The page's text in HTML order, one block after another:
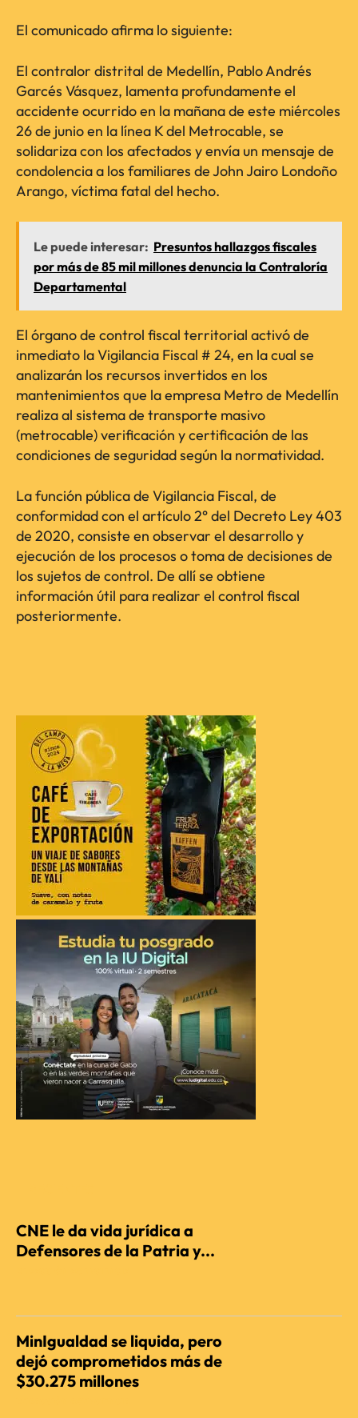
El comunicado afirma lo siguiente:
El contralor distrital de Medellín, Pablo Andrés
Garcés Vásquez, lamenta profundamente el
accidente ocurrido en la mañana de este miércoles
26 de junio en la línea K del Metrocable, se
solidariza con los afectados y envía un mensaje de
condolencia a los familiares de John Jairo Londoño
Arango, víctima fatal del hecho.
Le puede interesar: Presuntos hallazgos fiscales
por más de 85 mil millones denuncia la Contraloría
Departamental
El órgano de control fiscal territorial activó de
inmediato la Vigilancia Fiscal # 24, en la cual se
analizarán los recursos invertidos en los
mantenimientos que la empresa Metro de Medellín
realiza al sistema de transporte masivo
(metrocable) verificación y certificación de las
condiciones de seguridad según la normatividad.
La función pública de Vigilancia Fiscal, de
conformidad con el artículo 2° del Decreto Ley 403
de 2020, consiste en observar el desarrollo y
ejecución de los procesos o toma de decisiones de
los sujetos de control. De allí se obtiene
información útil para realizar el control fiscal
posteriormente.
CNE le da vida jurídica a
Defensores de la Patria y...
MinIgualdad se liquida, pero
dejó comprometidos más de
$30.275 millones